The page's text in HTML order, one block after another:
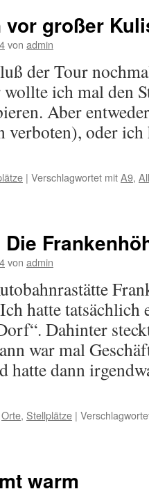
vor großer
von admin
der Tour
ich mal den
Aber
verboten), oder
| Verschlagwortet mitA9,
von admin
hatte tatsächlich
Dahinter
war mal
hatte dann
Orte, Stellplätze |
warm